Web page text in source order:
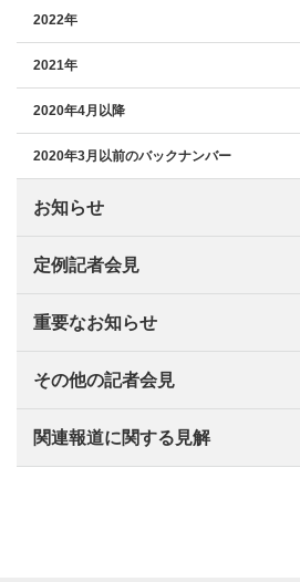
2022年
2021年
2020年4月以降
2020年3月以前のバックナンバー
お知らせ
定例記者会見
重要なお知らせ
その他の記者会見
関連報道に関する見解